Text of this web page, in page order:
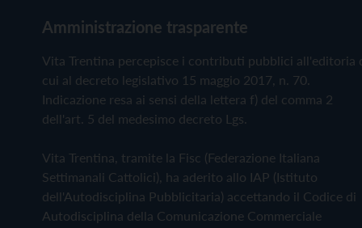
Amministrazione trasparente
Vita Trentina percepisce i contributi pubblici all'editoria
cui al decreto legislativo 15 maggio 2017, n. 70.
Indicazione resa ai sensi della lettera f) del comma 2
dell'art. 5 del medesimo decreto Lgs.
Vita Trentina, tramite la Fisc (Federazione Italiana
Settimanali Cattolici), ha aderito allo IAP (Istituto
dell'Autodisciplina Pubblicitaria) accettando il Codice di
Autodisciplina della Comunicazione Commerciale